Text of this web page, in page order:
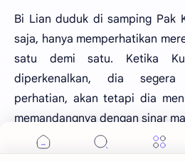
Bi Lian duduk di samping Pak
saja, hanya memperhatikan
satu demi satu. Ketika
diperkenalkan, dia segera
perhatian, akan tetapi dia
memandangnya dengan sinar
"Dan ini adalah murid teecu,